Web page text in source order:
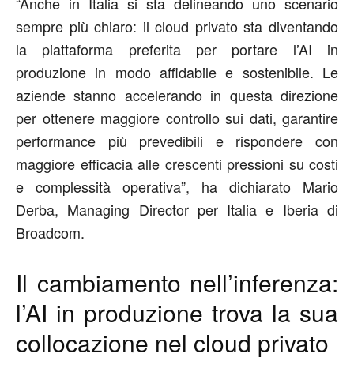
sempre più chiaro: il cloud privato sta diventando
la piattaforma preferita per portare l’AI in
produzione in modo affidabile e sostenibile. Le
aziende stanno accelerando in questa direzione
per ottenere maggiore controllo sui dati, garantire
performance più prevedibili e rispondere con
maggiore efficacia alle crescenti pressioni su costi
e complessità operativa”, ha dichiarato Mario
Derba, Managing Director per Italia e Iberia di
Broadcom.
Il cambiamento nell’inferenza:
l’AI in produzione trova la sua
collocazione nel cloud privato